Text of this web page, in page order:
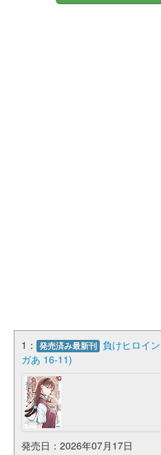
1： 発売済み最新刊 負けヒロイ
ガあ 16-11)
発売日：2026年07月17日